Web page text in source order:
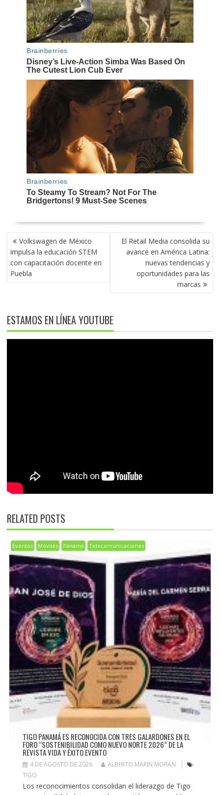
NAVEGACIÓN
DE
ENTRADAS
Volkswagen de México
impulsa la educación STEM
con capacitación docente en
Puebla
⁠El Retail Media consolida su
avance en América Latina:
nuevas tendencias y
oportunidades para las
marcas
ESTAMOS EN LÍNEA YOUTUBE
RELATED POSTS
Eventos Móviles Panamá Telecomunicaciones
TIGO PANAMÁ ES RECONOCIDA CON TRES GALARDONES EN EL
FORO “SOSTENIBILIDAD COMO NUEVO NORTE 2026” DE LA
REVISTA VIDA Y ÉXITO EVENTO
4 DE AGOSTO DE 2026
ALBERTO MARIN MORAN
TIGO
Los reconocimientos consolidan el liderazgo de Tigo